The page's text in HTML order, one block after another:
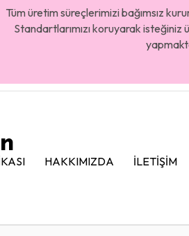
Tüm üretim süreçlerimizi bağımsız
Standartlarımızı koruyarak
HAKKIMIZDA İLETIŞIM